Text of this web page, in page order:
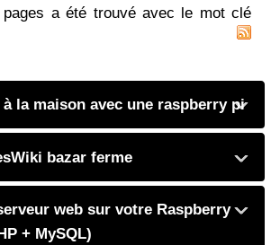
a été trouvé avec le mot clé
la maison avec une raspberry pi
bazar ferme
web sur votre Raspberry
+ MySQL)